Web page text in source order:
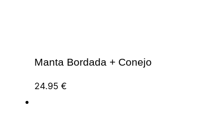
Manta Bordada + Conejo
24.95 €